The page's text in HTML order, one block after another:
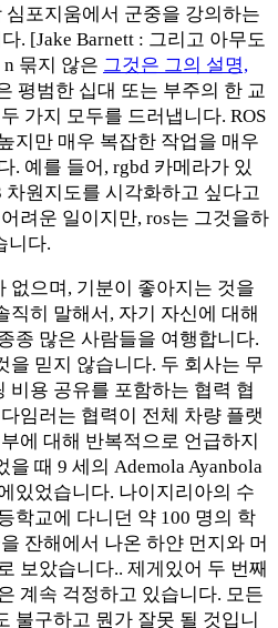
심포지움에서 군중을 강의하는
. [Jake Barnett : 그리고 아무도
묶지 않은 그것은 그의 설명,
평범한 십대 또는 부주의 한 교
가지 모두를 드러냅니다. ROS
지만 매우 복잡한 작업을 매우
. 예를 들어, rgbd 카메라가 있
원지도를 시각화하고 싶다고
려운 일이지만, ros는 그것을하
니다.
없으며, 기분이 좋아지는 것을
직히 말해서, 자기 자신에 대해
종 많은 사람들을 여행합니다.
을 믿지 않습니다. 두 회사는 무
비용 공유를 포함하는 협력 협
임러는 협력이 전체 차량 플랫
에 대해 반복적으로 언급하지
때 9 세의 Ademola Ayanbola
있었습니다. 나이지리아의 수
학교에 다니던 약 100 명의 학
잔해에서 나온 하얀 먼지와 머
보았습니다.. 제게있어 두 번째
계속 걱정하고 있습니다. 모든
불구하고 뭔가 잘못 될 것입니